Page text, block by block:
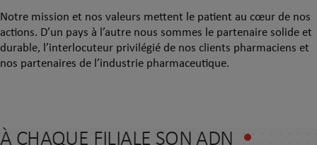
Notre mission et nos valeurs mettent le patient au cœur de nos
actions. D’un pays à l’autre nous sommes le partenaire solide et
durable, l’interlocuteur privilégié de nos clients pharmaciens et
nos partenaires de l’industrie pharmaceutique.
À CHAQUE FILIALE SON ADN